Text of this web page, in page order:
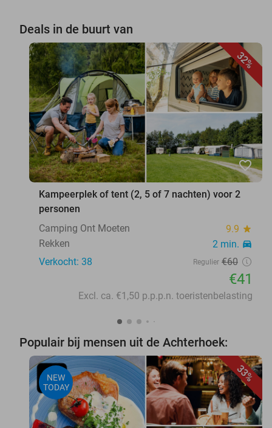
Deals in de buurt van
32%
favorite_border
Kampeerplek of tent (2, 5 of 7 nachten) voor 2
personen
Camping Ont Moeten
9.9 star
Rekken 2 min. directions_car
Verkocht: 38 Regulier €60
€41
Excl. ca. €1,50 p.p.p.n. toeristenbelasting
Populair bij mensen uit de Achterhoek:
33%
NEW
TODAY